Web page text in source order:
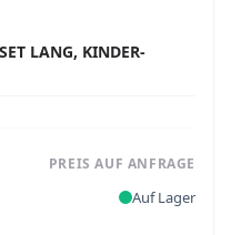
LANG, KINDER-
PREIS AUF ANFRAGE
Auf Lager